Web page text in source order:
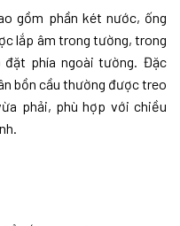
gồm phần két nước, ống
lắp âm trong tường, trong
phía ngoài tường. Đặc
bồn cầu thường được treo
phải, phù hợp với chiều